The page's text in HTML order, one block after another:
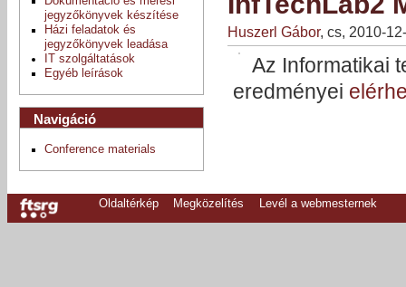
Huszerl Gábor, cs, 2010-
Az Informatikai
eredményei
jegyzőkönyvek készítése
Házi feladatok és
jegyzőkönyvek leadása
IT szolgáltatások
Egyéb leírások
Navigáció
Conference materials
Oldaltérkép Megközelítés Levél a webmesternek